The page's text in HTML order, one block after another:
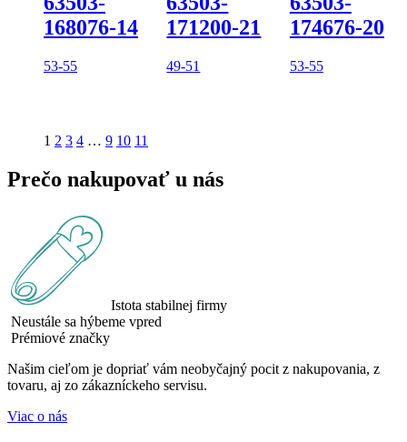
168076-14
53-55
171200-21
49-51
174676-20
53-55
1 2 3 4 … 9 10 11
Prečo nakupovať u nás
Istota stabilnej firmy
Neustále sa hýbeme vpred
Prémiové značky
Našim cieľom je dopriať vám neobyčajný pocit z nakupovania, z
tovaru, aj zo zákazníckeho servisu.
Viac o nás